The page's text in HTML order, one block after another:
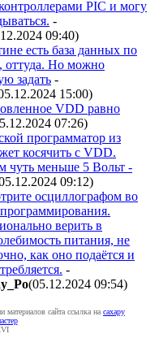
PIC и могу
-
09:40)
есть база данных по
оттуда. Но можно
задать -
15:00)
VDD равно
07:26)
программатор из
косячить с VDD.
чуть меньше 5 Вольт -
09:12)
осциллографом во
верить в
питания, не
как оно подаётся и
-
(05.12.2024 09:54)
материалов сайта ссылка на caxapу